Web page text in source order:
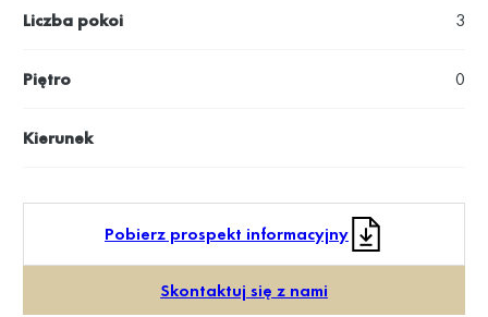
Liczba pokoi 3
Piętro 0
Kierunek
Pobierz prospekt informacyjny
Skontaktuj się z nami